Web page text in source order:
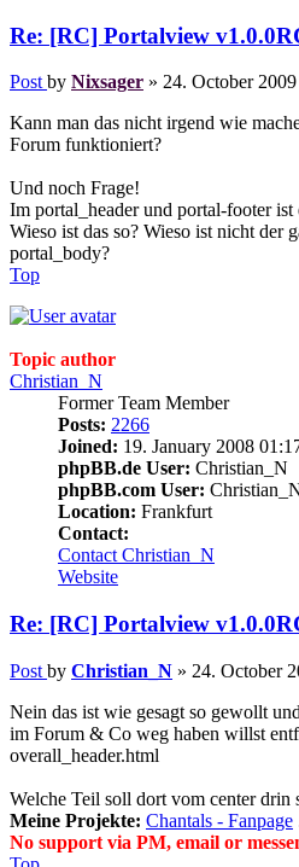
Re: [RC] Portalview
Post by Nixsager » 24. October
Kann man das nicht irgend wie
Forum funktioniert?
Und noch Frage!
Im portal_header und portal-footer
Wieso ist das so? Wieso ist nicht der
portal_body?
Top
Topic author
Christian_N
Former Team Member
Posts: 2266
Joined: 19. January 2008
phpBB.de User: Christian_N
phpBB.com User:
Location: Frankfurt
Contact:
Contact Christian_N
Website
Re: [RC] Portalview
Post by Christian_N » 24. October
Nein das ist wie gesagt so gewollt
im Forum & Co weg haben willst
overall_header.html
Welche Teil soll dort vom center drin
Meine Projekte: Chantals - Fanpage
No support via PM, email or